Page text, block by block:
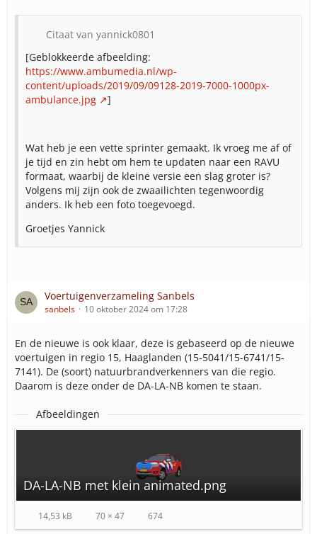
Citaat van yannick0801
[Geblokkeerde afbeelding:
https://www.ambumedia.nl/wp-
content/uploads/2019/09/09128-2019-7000-1000px-
ambulance.jpg
]
Wat heb je een vette sprinter gemaakt. Ik vroeg me af of
je tijd en zin hebt om hem te updaten naar een RAVU
formaat, waarbij de kleine versie een slag groter is?
Volgens mij zijn ook de zwaailichten tegenwoordig
anders. Ik heb een foto toegevoegd.
Groetjes Yannick
Voertuigenverzameling Sanbels
sanbels 10 oktober 2024 om 17:28
En de nieuwe is ook klaar, deze is gebaseerd op de nieuwe
voertuigen in regio 15, Haaglanden (15-5041/15-6741/15-
7141). De (soort) natuurbrandverkenners van die regio.
Daarom is deze onder de DA-LA-NB komen te staan.
Afbeeldingen
DA-LA-NB met klein animated.png
14,53 kB 70 × 47 674